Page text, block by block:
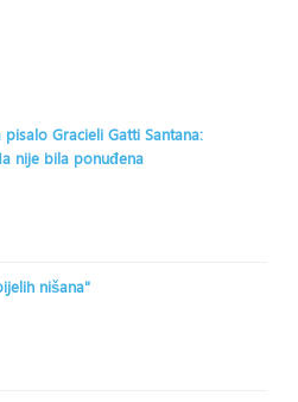
Gracieli Gatti Santana:
nije bila ponuđena
nišana"